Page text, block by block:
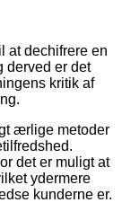
at dechifrere en
derved er det
kritik af
ærlige metoder
det er muligt at
ydermere
kunderne er.